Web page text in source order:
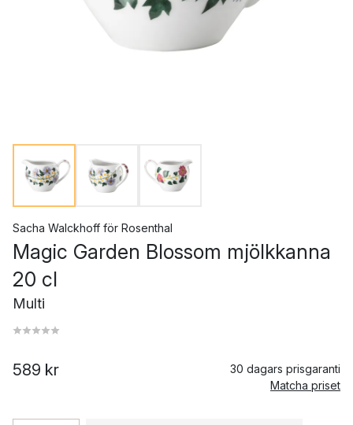
Sacha Walckhoff för Rosenthal
Magic Garden Blossom mjölkkanna
20 cl
Multi
589 kr
30 dagars prisgaranti
Matcha priset